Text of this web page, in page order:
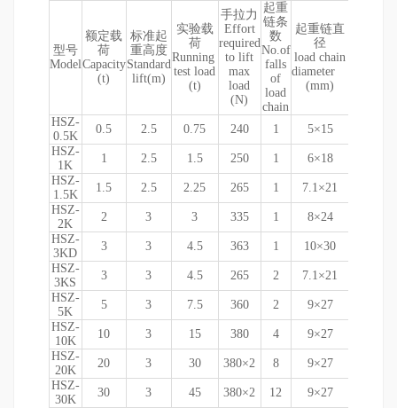
型号
Model
额定载
荷
Capacity
(t)
标准起
重高度
Standard
lift(m)
实验载
荷
Running
test load
(t)
手拉力
Effort
required
to lift
max
load
(N)
起重
链条
数
No.of
falls
of
load
chain
起重链直
径
load chain
diameter
(mm)
HSZ-
0.5K
0.5 2.5 0.75 240 1 5×15
HSZ-
1K
1 2.5 1.5 250 1 6×18
HSZ-
1.5K
1.5 2.5 2.25 265 1 7.1×21
HSZ-
2K
2 3 3 335 1 8×24
HSZ-
3KD
3 3 4.5 363 1 10×30
HSZ-
3KS
3 3 4.5 265 2 7.1×21
HSZ-
5K
5 3 7.5 360 2 9×27
HSZ-
10K
10 3 15 380 4 9×27
HSZ-
20K
20 3 30 380×2 8 9×27
HSZ-
30K
30 3 45 380×2 12 9×27